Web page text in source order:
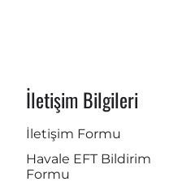
İletişim Bilgileri
İletişim Formu
Havale EFT Bildirim
Formu